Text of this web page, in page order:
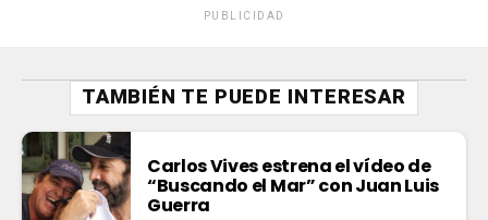
PUBLICIDAD
TAMBIÉN TE PUEDE INTERESAR
Carlos Vives estrena el vídeo de
“Buscando el Mar” con Juan Luis
Guerra